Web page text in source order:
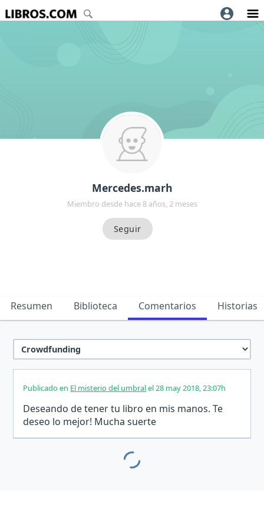
Mercedes.marh
Miembro desde hace 8 años, 2 meses
Resumen Biblioteca Comentarios Historias
Publicado en El misterio del umbralel 28 may 2018, 23:07h
Deseando de tener tu libro en mis manos. Te
deseo lo mejor! Mucha suerte